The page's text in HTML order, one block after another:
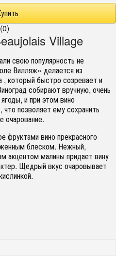
Village
свою популярность не
Вилляж» делается из
, который быстро созревает и
собирают вручную, очень
и при этом вино
что позволяет ему сохранить
очарование.
фруктами вино прекрасного
блеском. Нежный,
акцентом малины придает вину
Щедрый вкус очаровывает